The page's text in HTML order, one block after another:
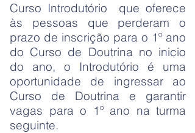
Curso Introdutório que oferece
às pessoas que perderam o
prazo de inscrição para o 1º ano
do Curso de Doutrina no inicio
do ano, o Introdutório é uma
oportunidade de ingressar ao
Curso de Doutrina e garantir
vagas para o 1º ano na turma
seguinte.